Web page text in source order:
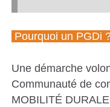
É
S
C
Une démarche
Communauté de
MOBILITÉ